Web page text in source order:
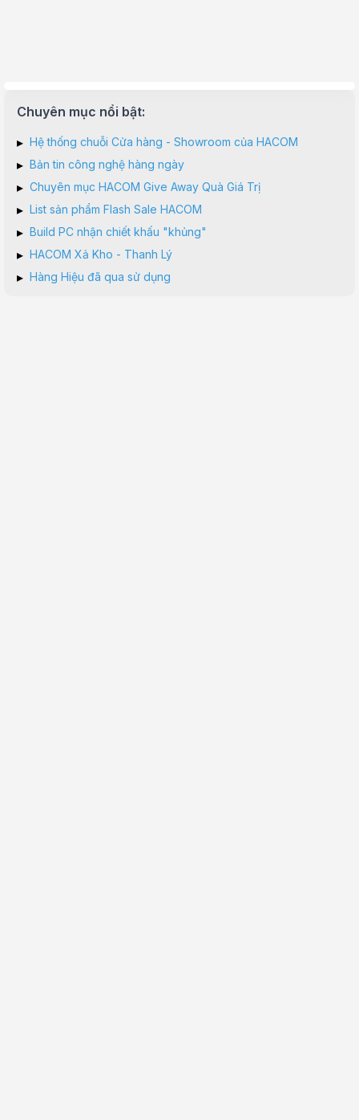
Chuyên mục nổi bật:
▸ Hệ thống chuỗi Cửa hàng - Showroom của HACOM
▸ Bản tin công nghệ hàng ngày
▸ Chuyên mục HACOM Give Away Quà Giá Trị
▸ List sản phẩm Flash Sale HACOM
▸ Build PC nhận chiết khấu "khủng"
▸ HACOM Xả Kho - Thanh Lý
▸ Hàng Hiệu đã qua sử dụng